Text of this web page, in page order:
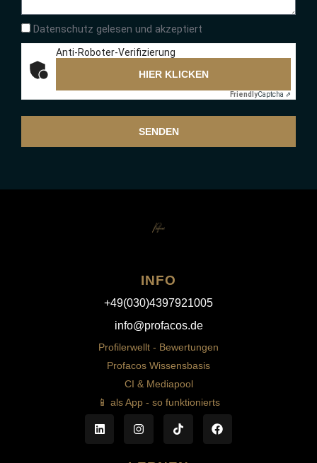
Datenschutz gelesen und akzeptiert
Anti-Roboter-Verifizierung
HIER KLICKEN
FriendlyCaptcha ⇗
SENDEN
INFO
+49(030)4397921005
info@profacos.de
Profilerwellt - Bewertungen
Profacos Wissensbasis
CI & Mediapool
📱 als App - so funktionierts